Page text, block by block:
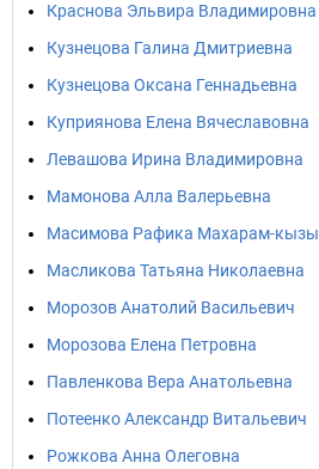
Краснова Эльвира Владимировна
Кузнецова Галина Дмитриевна
Кузнецова Оксана Геннадьевна
Куприянова Елена Вячеславовна
Левашова Ирина Владимировна
Мамонова Алла Валерьевна
Масимова Рафика Махарам-кызы
Масликова Татьяна Николаевна
Морозов Анатолий Васильевич
Морозова Елена Петровна
Павленкова Вера Анатольевна
Потеенко Александр Витальевич
Рожкова Анна Олеговна